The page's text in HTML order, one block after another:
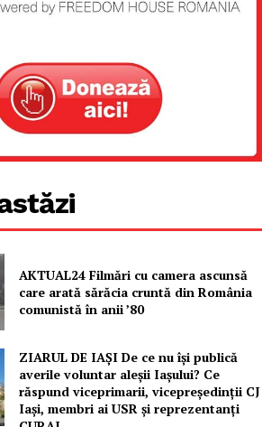
AKTUAL24 Filmări cu camera ascunsă
care arată sărăcia cruntă din România
comunistă în anii ’80
ZIARUL DE IAȘI De ce nu își publică
averile voluntar aleșii Iașului? Ce
răspund viceprimarii, vicepreședinții CJ
Iași, membri ai USR și reprezentanți